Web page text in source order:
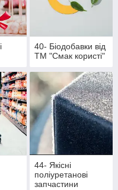
40- Біодобавки від
ТМ "Смак користі"
44- Якісні
поліуретанові
запчастини